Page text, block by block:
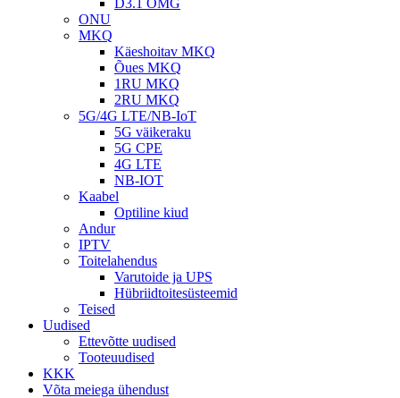
D3.1 OMG
ONU
MKQ
Käeshoitav MKQ
Õues MKQ
1RU MKQ
2RU MKQ
5G/4G LTE/NB-IoT
5G väikeraku
5G CPE
4G LTE
NB-IOT
Kaabel
Optiline kiud
Andur
IPTV
Toitelahendus
Varutoide ja UPS
Hübriidtoitesüsteemid
Teised
Uudised
Ettevõtte uudised
Tooteuudised
KKK
Võta meiega ühendust